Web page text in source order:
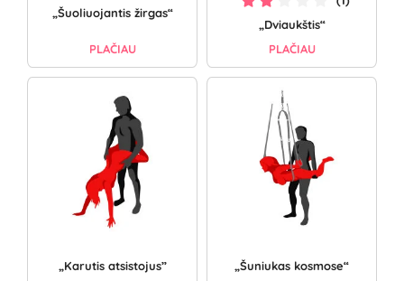
„Šuoliuojantis žirgas“
PLAČIAU
„Dviaukštis“
PLAČIAU
„Karutis atsistojus” „Šuniukas kosmose“